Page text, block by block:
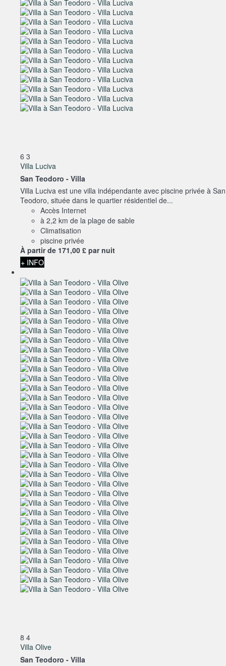
6 3
Villa Luciva
San Teodoro - Villa
Villa Luciva est une villa indépendante avec piscine privée à San
Teodoro, située dans le quartier résidentiel de...
Accès Internet
à 2,2 km de la plage de sable
Climatisation
piscine privée
À partir de 171,00 £ par nuit
+ INFO
8 4
Villa Olive
San Teodoro - Villa